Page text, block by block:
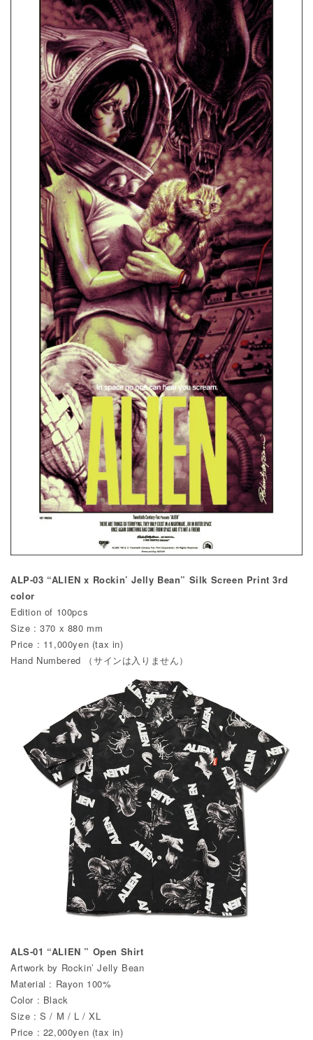
ALP-03 “ALIEN x Rockin’ Jelly Bean” Silk Screen Print 3rd
color
Edition of 100pcs
Size : 370 x 880 mm
Price : 11,000yen (tax in)
Hand Numbered （サインは入りません）
ALS-01 “ALIEN ” Open Shirt
Artwork by Rockin’ Jelly Bean
Material : Rayon 100%
Color : Black
Size : S / M / L / XL
Price : 22,000yen (tax in)